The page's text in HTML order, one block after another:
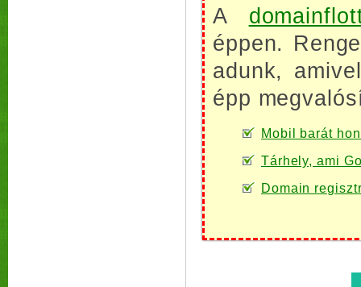
A
éppen.
adunk,
épp
Mobil barát
Tárhely, ami
Domain